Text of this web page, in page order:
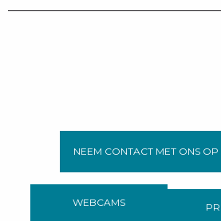
NEEM CONTACT MET ONS OP
WEBCAMS